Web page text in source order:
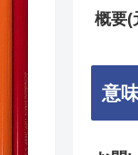
概要(
意